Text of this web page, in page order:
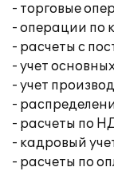
- торговые
- операции по
- расчеты с
- учет
- учет
-
- расчеты по
- кадровый
- расчеты по